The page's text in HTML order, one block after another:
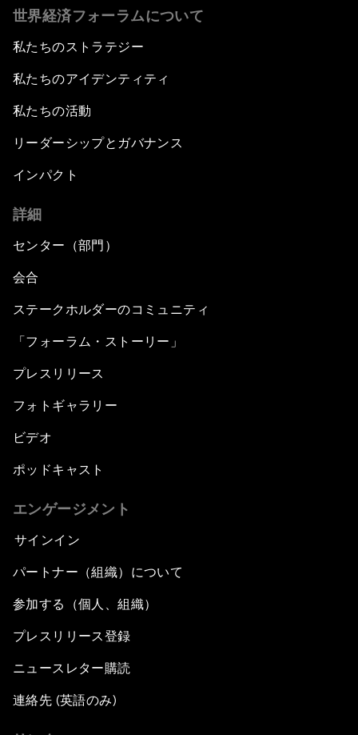
世界経済フォーラムについて
私たちのストラテジー
私たちのアイデンティティ
私たちの活動
リーダーシップとガバナンス
インパクト
詳細
センター（部門）
会合
ステークホルダーのコミュニティ
「フォーラム・ストーリー」
プレスリリース
フォトギャラリー
ビデオ
ポッドキャスト
エンゲージメント
サインイン
パートナー（組織）について
参加する（個人、組織）
プレスリリース登録
ニュースレター購読
連絡先 (英語のみ)